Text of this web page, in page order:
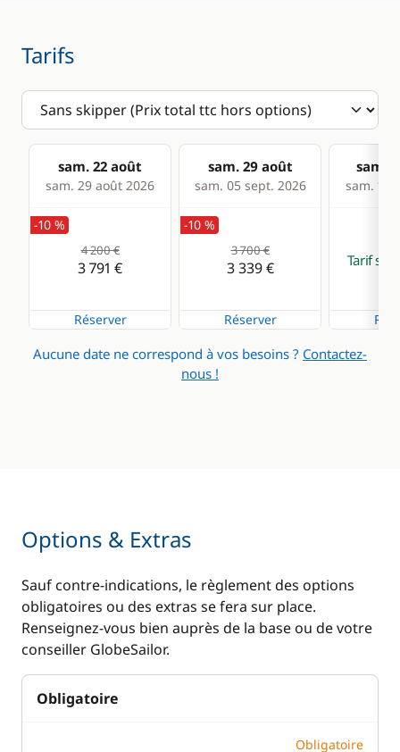
Tarifs
sam. 22 août
sam. 29 août 2026
sam. 29 août
sam. 05 sept. 2026
sam.
sam. 12
-10 %
4 200 €
3 791 €
Réserver
-10 %
3 700 €
3 339 €
Réserver
Tarif sur
Aucune date ne correspond à vos besoins ? Contactez-
nous !
Options & Extras
Sauf contre-indications, le règlement des options
obligatoires ou des extras se fera sur place.
Renseignez-vous bien auprès de la base ou de votre
conseiller GlobeSailor.
Obligatoire
Obligatoire